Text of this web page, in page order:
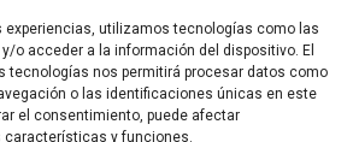
experiencias, utilizamos tecnologías como las
o acceder a la información del dispositivo. El
tecnologías nos permitirá procesar datos como
o las identificaciones únicas en este
el consentimiento, puede afectar
y funciones.